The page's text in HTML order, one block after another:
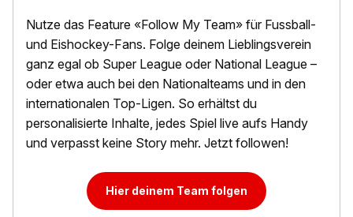
Nutze das Feature «Follow My Team» für Fussball-
und Eishockey-Fans. Folge deinem Lieblingsverein
ganz egal ob Super League oder National League –
oder etwa auch bei den Nationalteams und in den
internationalen Top-Ligen. So erhältst du
personalisierte Inhalte, jedes Spiel live aufs Handy
und verpasst keine Story mehr. Jetzt followen!
Hier deinem Team folgen